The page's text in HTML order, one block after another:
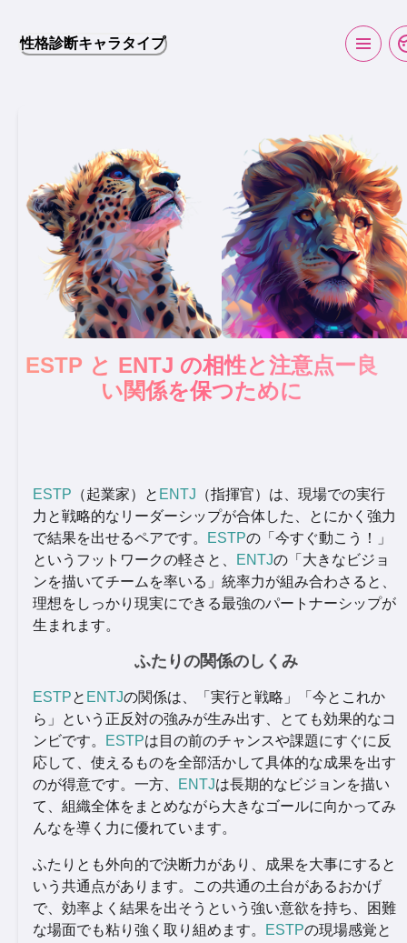
性格診断キャラタイプ
ESTP と ENTJ の相性と注意点ー良
い関係を保つために
ESTP （起業家）と ENTJ （指揮官）は、現場での実行
力と戦略的なリーダーシップが合体した、とにかく強力
で結果を出せるペアです。
ESTPの「今すぐ動こう！」
というフットワークの軽さと、
ENTJの「大きなビジョ
ンを描いてチームを率いる」統率力が組み合わさると、
理想をしっかり現実にできる最強のパートナーシップが
生まれます。
ふたりの関係のしくみ
ESTPと ENTJの関係は、「実行と戦略」「今とこれか
ら」という正反対の強みが生み出す、とても効果的なコ
ンビです。
ESTPは目の前のチャンスや課題にすぐに反
応して、使えるものを全部活かして具体的な成果を出す
のが得意です。一方、
ENTJは長期的なビジョンを描い
て、組織全体をまとめながら大きなゴールに向かってみ
んなを導く力に優れています。
ふたりとも外向的で決断力があり、成果を大事にすると
いう共通点があります。この共通の土台があるおかげ
で、効率よく結果を出そうという強い意欲を持ち、困難
な場面でも粘り強く取り組めます。
ESTPの現場感覚と